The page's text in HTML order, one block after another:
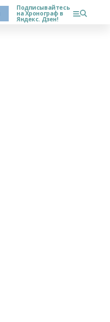
Подписывайтесь
на Хронограф в
Яндекс. Дзен!